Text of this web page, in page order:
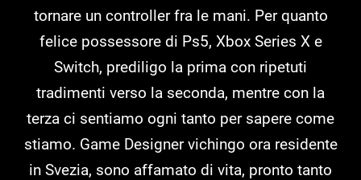
tornare un controller fra le mani. Per quanto
felice possessore di Ps5, Xbox Series X e
Switch, prediligo la prima con ripetuti
tradimenti verso la seconda, mentre con la
terza ci sentiamo ogni tanto per sapere come
stiamo. Game Designer vichingo ora residente
in Svezia, sono affamato di vita, pronto tanto